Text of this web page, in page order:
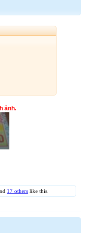
ảnh.
17 others like this.